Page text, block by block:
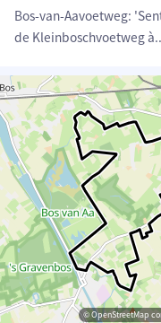
Bos-van-Aavoetweg:
de Kleinboschvoetweg à
© OpenStreetMap